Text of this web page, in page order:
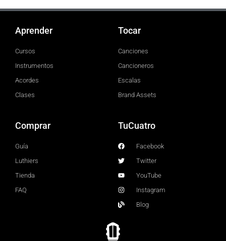
Aprender
Cursos
Instrumentos
Acordes
Clases
Tocar
Canciones
Cancioneros
Escalas
Brand Assets
Comprar
Guía
Luthiers
Tienda
FAQ
TuCuatro
Facebook
Twitter
YouTube
Instagram
Blog